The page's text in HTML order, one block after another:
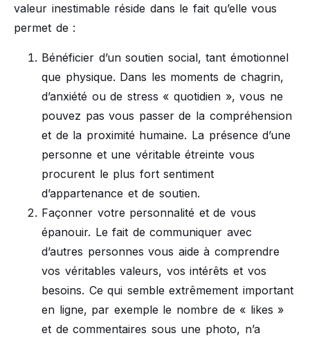
valeur inestimable réside dans le fait qu’elle vous
permet de :
Bénéficier d’un soutien social, tant émotionnel
que physique. Dans les moments de chagrin,
d’anxiété ou de stress « quotidien », vous ne
pouvez pas vous passer de la compréhension
et de la proximité humaine. La présence d’une
personne et une véritable étreinte vous
procurent le plus fort sentiment
d’appartenance et de soutien.
Façonner votre personnalité et de vous
épanouir. Le fait de communiquer avec
d’autres personnes vous aide à comprendre
vos véritables valeurs, vos intérêts et vos
besoins. Ce qui semble extrêmement important
en ligne, par exemple le nombre de « likes »
et de commentaires sous une photo, n’a